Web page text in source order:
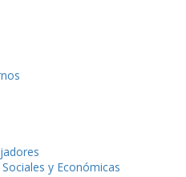
y Económicas